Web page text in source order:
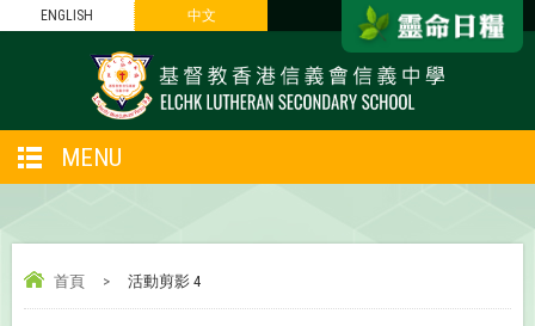
ENGLISH 中文
MENU
首頁 > 活動剪影 4